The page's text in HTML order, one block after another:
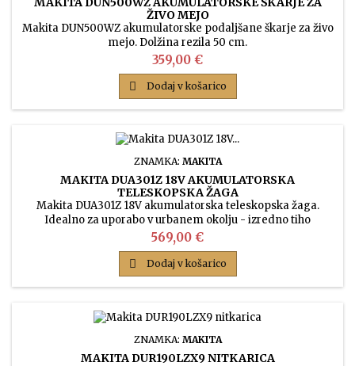
ŽIVO MEJO
Makita DUN500WZ akumulatorske podaljšane škarje za živo
mejo. Dolžina rezila 50 cm.
Cena
359,00 €
 Dodaj v košarico
ZNAMKA: MAKITA
MAKITA DUA301Z 18V AKUMULATORSKA
TELESKOPSKA ŽAGA
Makita DUA301Z 18V akumulatorska teleskopska žaga.
Idealno za uporabo v urbanem okolju - izredno tiho
delovanje. Teleskopska palica: 2.530 - 3.762 mm.
Cena
569,00 €
 Dodaj v košarico
ZNAMKA: MAKITA
MAKITA DUR190LZX9 NITKARICA